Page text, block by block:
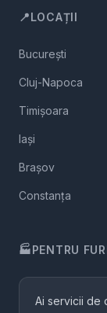
📍LOCAȚII
București
Cluj-Napoca
Timișoara
Iași
Brașov
Constanța
🏭PENTRU
Ai servicii de